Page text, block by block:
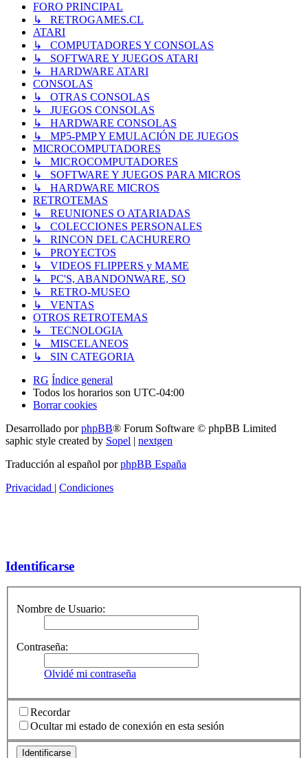
FORO PRINCIPAL
↳ RETROGAMES.CL
ATARI
↳ COMPUTADORES Y CONSOLAS
↳ SOFTWARE Y JUEGOS ATARI
↳ HARDWARE ATARI
CONSOLAS
↳ OTRAS CONSOLAS
↳ JUEGOS CONSOLAS
↳ HARDWARE CONSOLAS
↳ MP5-PMP Y EMULACIÓN DE JUEGOS
MICROCOMPUTADORES
↳ MICROCOMPUTADORES
↳ SOFTWARE Y JUEGOS PARA MICROS
↳ HARDWARE MICROS
RETROTEMAS
↳ REUNIONES O ATARIADAS
↳ COLECCIONES PERSONALES
↳ RINCON DEL CACHURERO
↳ PROYECTOS
↳ VIDEOS FLIPPERS y MAME
↳ PC'S, ABANDONWARE, SO
↳ RETRO-MUSEO
↳ VENTAS
OTROS RETROTEMAS
↳ TECNOLOGIA
↳ MISCELANEOS
↳ SIN CATEGORIA
RG Índice general
Todos los horarios son UTC-04:00
Borrar cookies
Desarrollado porphpBB® Forum Software © phpBB Limited
saphic style created by Sopel | nextgen
Traducción al español porphpBB España
Privacidad | Condiciones
Identificarse
Nombre de Usuario:
Contraseña:
Olvidé mi contraseña
Recordar
Ocultar mi estado de conexión en esta sesión